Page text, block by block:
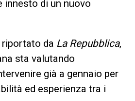
innesto di un nuovo
da La Repubblica,
sta valutando
già a gennaio per
ed esperienza tra i